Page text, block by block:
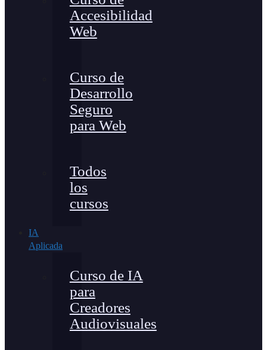
Accesibilidad
Web
Curso de
Desarrollo
Seguro
para Web
Todos
los
cursos
IA
Aplicada
Curso de IA
para
Creadores
Audiovisuales